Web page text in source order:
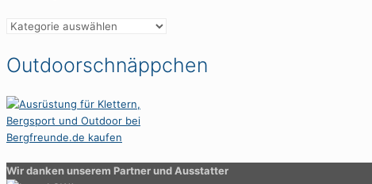
Kategorien
Outdoorschnäppchen
Wir danken unserem Partner und Ausstatter